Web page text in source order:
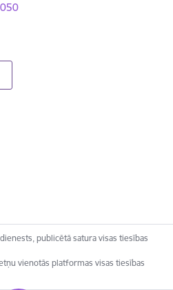
publicētā satura visas tiesības
vienotās platformas visas tiesības